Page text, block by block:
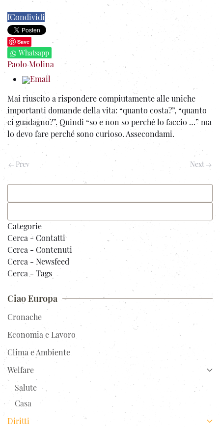
fCondividi
Save
Whatsapp
Paolo Molina
Email
Mai riuscito a rispondere compiutamente alle uniche
importanti domande della vita: “quanto costa?”, “quanto
ci guadagno?”. Quindi “so e non so perché lo faccio …” ma
lo devo fare perché sono curioso. Assecondami.
Prev Next
Categorie
Cerca - Contatti
Cerca - Contenuti
Cerca - Newsfeed
Cerca - Tags
Ciao Europa
Cronache
Economia e Lavoro
Clima e Ambiente
Welfare
Salute
Casa
Diritti